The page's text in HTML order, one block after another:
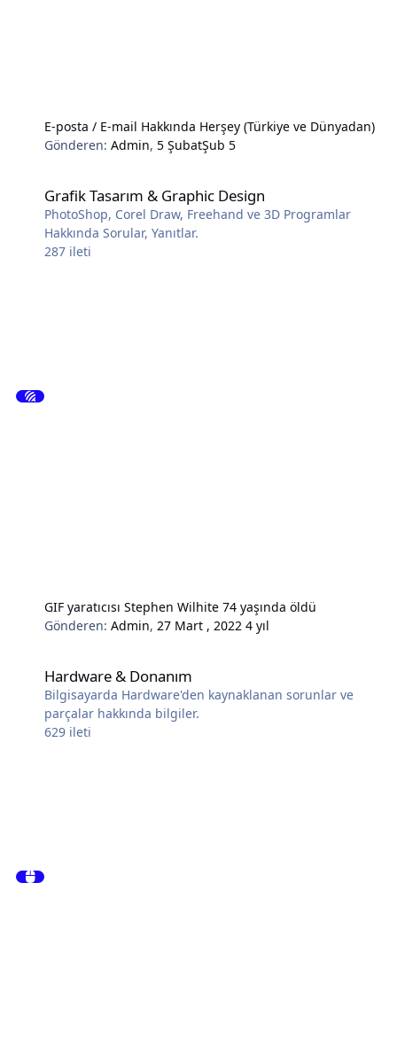
E-posta / E-mail Hakkında Herşey (Türkiye ve Dünyadan)
Gönderen:Admin,5 ŞubatŞub 5
Grafik Tasarım & Graphic Design
PhotoShop, Corel Draw, Freehand ve 3D Programlar
Hakkında Sorular, Yanıtlar.
287 ileti
GIF yaratıcısı Stephen Wilhite 74 yaşında öldü
Gönderen:Admin, 27 Mart , 20224 yıl
Hardware & Donanım
Bilgisayarda Hardware'den kaynaklanan sorunlar ve
parçalar hakkında bilgiler.
629 ileti